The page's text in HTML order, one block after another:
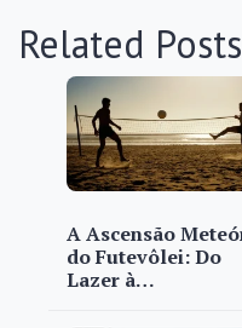
Related
A Ascensão
do Futevôlei: Do
Lazer à…